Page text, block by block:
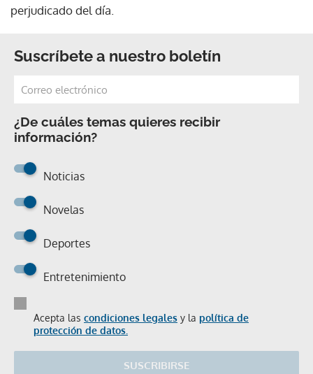
perjudicado del día.
Suscríbete a nuestro boletín
¿De cuáles temas quieres recibir
información?
Noticias
Novelas
Deportes
Entretenimiento
Acepta las condiciones legales y la política de
protección de datos.
SUSCRIBIRSE